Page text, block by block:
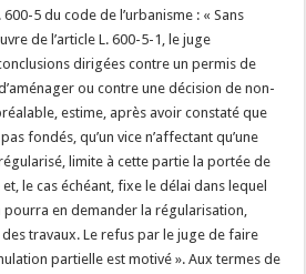
600-5 du code de l’urbanisme : « Sans
de l’article L. 600-5-1, le juge
dirigées contre un permis de
ou contre une décision de non-
estime, après avoir constaté que
fondés, qu’un vice n’affectant qu’une
limite à cette partie la portée de
et, le cas échéant, fixe le délai dans lequel
pourra en demander la régularisation,
des travaux. Le refus par le juge de faire
partielle est motivé ». Aux termes de